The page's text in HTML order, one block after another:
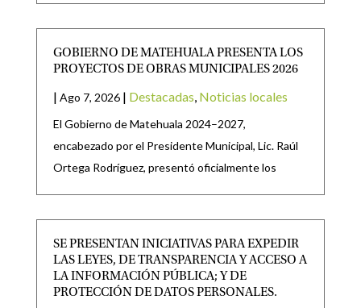
GOBIERNO DE MATEHUALA PRESENTA LOS
PROYECTOS DE OBRAS MUNICIPALES 2026
| Ago 7, 2026 | Destacadas Noticias locales
El Gobierno de Matehuala 2024–2027,
encabezado por el Presidente Municipal, Lic. Raúl
Ortega Rodríguez, presentó oficialmente los
SE PRESENTAN INICIATIVAS PARA EXPEDIR
LAS LEYES, DE TRANSPARENCIA Y ACCESO A
LA INFORMACIÓN PÚBLICA; Y DE
PROTECCIÓN DE DATOS PERSONALES.